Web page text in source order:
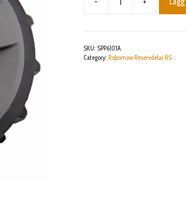
+
Locker
mängd
SKU: SPP6101A
Category: Robomow Reservdelar RS